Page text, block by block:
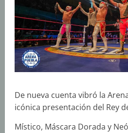
De nueva cuenta vibró la
icónica presentación del Rey
Místico, Máscara Dorada y